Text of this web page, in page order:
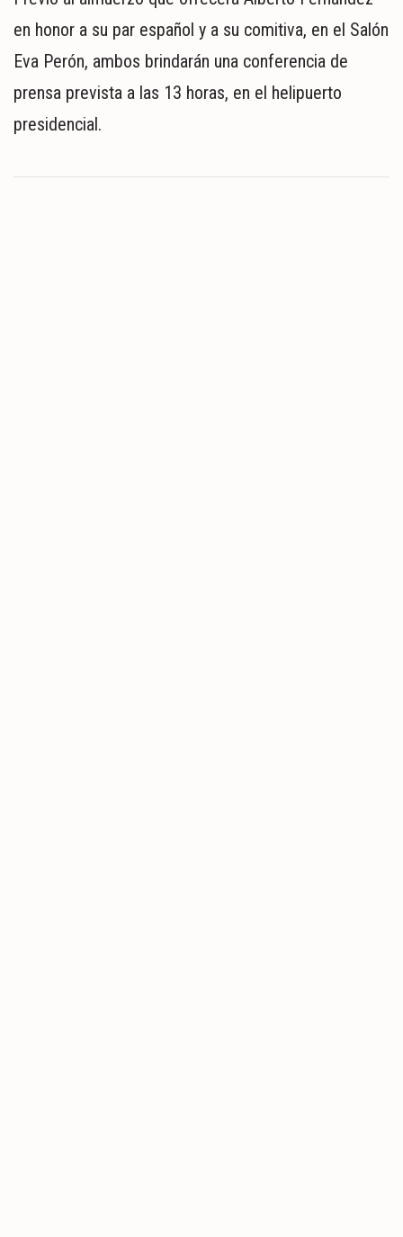
en honor a su par español y a su comitiva, en el Salón
Eva Perón, ambos brindarán una conferencia de
prensa prevista a las 13 horas, en el helipuerto
presidencial.